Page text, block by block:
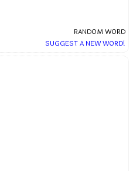
RANDOM WORD
SUGGEST A NEW WORD!